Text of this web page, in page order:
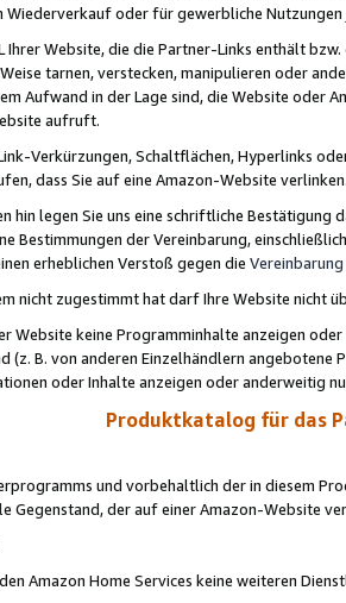
Wiederverkauf oder für gewerbliche
Ihrer Website, die die Partner-Links enthält
tarnen, verstecken, manipulieren oder
Aufwand in der Lage sind, die Website oder
aufruft.
Verkürzungen, Schaltflächen, Hyperlinks
dass Sie auf eine Amazon-Website
hin legen Sie uns eine schriftliche
Bestimmungen der Vereinbarung,
erheblichen Verstoß gegen die Vereinbarung
nicht zugestimmt hat darf Ihre Website nicht
Website keine Programminhalte anzeigen
(z. B. von anderen Einzelhändlern
oder Inhalte anzeigen oder anderweitig
Produktkatalog für das
und vorbehaltlich der in diesem
Gegenstand, der auf einer Amazon-Website
Amazon Home Services keine weiteren